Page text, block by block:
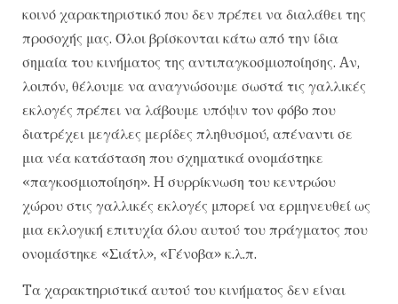
κοινό χαρακτηριστικό που δεν πρέπει να διαλάθει της
προσοχής μας. Όλοι βρίσκονται κάτω από την ίδια
σημαία του κινήματος της αντιπαγκοσμιοποίησης. Aν,
λοιπόν, θέλουμε να αναγνώσουμε σωστά τις γαλλικές
εκλογές πρέπει να λάβουμε υπόψιν τον φόβο που
διατρέχει μεγάλες μερίδες πληθυσμού, απέναντι σε
μια νέα κατάσταση που σχηματικά ονομάστηκε
«παγκοσμιοποίηση». H συρρίκνωση του κεντρώου
χώρου στις γαλλικές εκλογές μπορεί να ερμηνευθεί ως
μια εκλογική επιτυχία όλου αυτού του πράγματος που
ονομάστηκε «Σιάτλ», «Γένοβα» κ.λ.π.
Tα χαρακτηριστικά αυτού του κινήματος δεν είναι